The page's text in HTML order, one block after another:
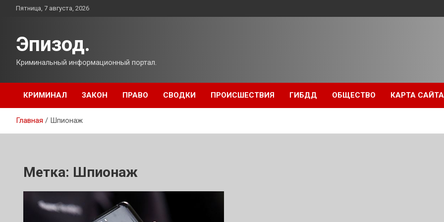
ПерейтиПятница, 7 августа, 2026
Эпизод.
Криминальный информационный портал.
КРИМИНАЛ ЗАКОН ПРАВО СВОДКИ ПРОИСШЕСТВИЯ ГИБДД ОБЩЕСТВО КАРТА САЙТА
Главная Шпионаж
Метка: Шпионаж